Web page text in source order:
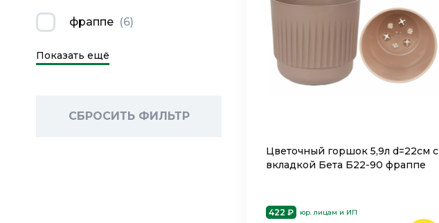
фраппе (6)
Показать ещё
СБРОСИТЬ ФИЛЬТР
Цветочный горшок 5,9л d=22см с
вкладкой Бета Б22-90 фраппе
422 ₽ юр. лицам и ИП